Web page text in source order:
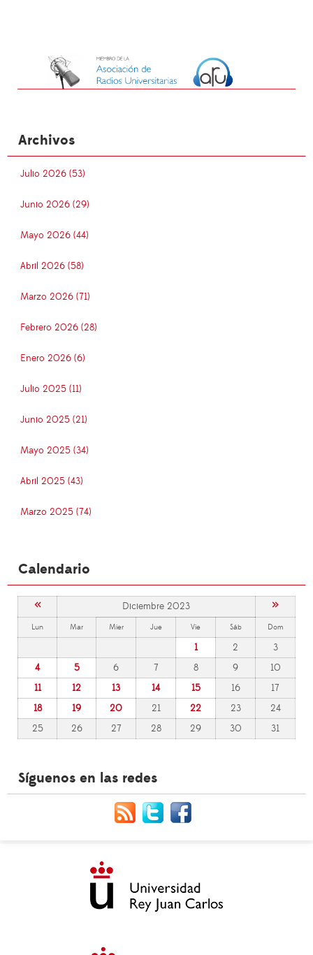
Archivos
Julio 2026 (53)
Junio 2026 (29)
Mayo 2026 (44)
Abril 2026 (58)
Marzo 2026 (71)
Febrero 2026 (28)
Enero 2026 (6)
Julio 2025 (11)
Junio 2025 (21)
Mayo 2025 (34)
Abril 2025 (43)
Marzo 2025 (74)
Calendario
« Diciembre 2023 »
Lun Mar Mier Jue Vie Sáb Dom
1 2
3
4
5 6 7 8 9
10
11
12 13 14 15 16
17
18
19 20 21 22 23
24
25
26 27 28 29 30 31
Síguenos en las redes